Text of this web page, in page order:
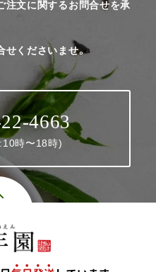
注文に関するお問合せを承
せくださいませ。
4663
時〜18時)